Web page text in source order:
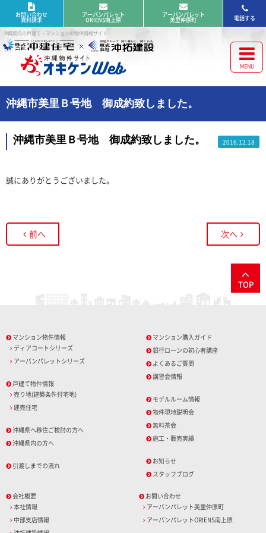
沖縄県内の戸建て・マンションの物件情報サイト
電話する
アーバンパレット
美里仲原町
アーバンパレット
ORIENS南上原
お問い合わせ
資料請求
沖縄市美里Ｂ号地 御成約致しました。
沖縄市美里Ｂ号地 御成約致しました。 2016.12.18
誠にありがとうございました。
次へ
前へ
TOP
マンション物件情報
ディアコートシリーズ
アーバンパレットシリーズ
戸建て物件情報
売り地(建築条件付宅地)
建売住宅
沖縄県へ移住ご検討の方へ
沖縄県内の方へ
引渡しまでの流れ
マンション購入ガイド
銀行ローンの初心者講座
よくあるご質問
講習会情報
モデルルーム情報
物件現地説明会
無料茶会
施工・販売実績
お知らせ
スタッフブログ
会社概要
本社情報
中部支店情報
お問い合わせ
アーバンパレット美里仲原町
アーバンパレットORIENS南上原